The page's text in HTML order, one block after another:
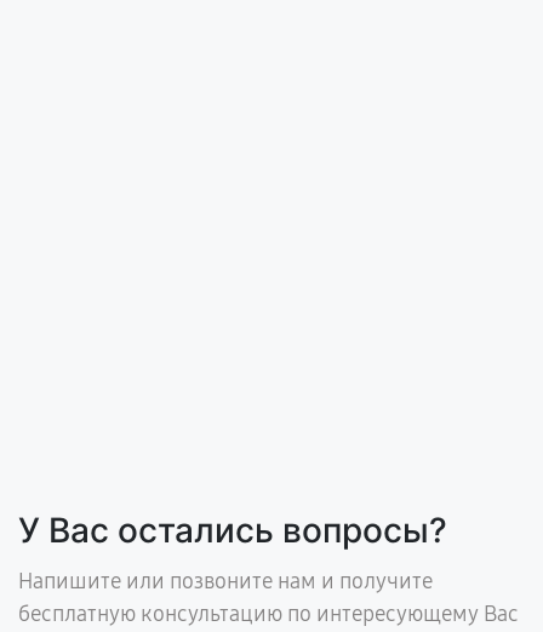
У Вас остались вопросы?
Напишите или позвоните нам и получите
бесплатную консультацию по интересующему Вас